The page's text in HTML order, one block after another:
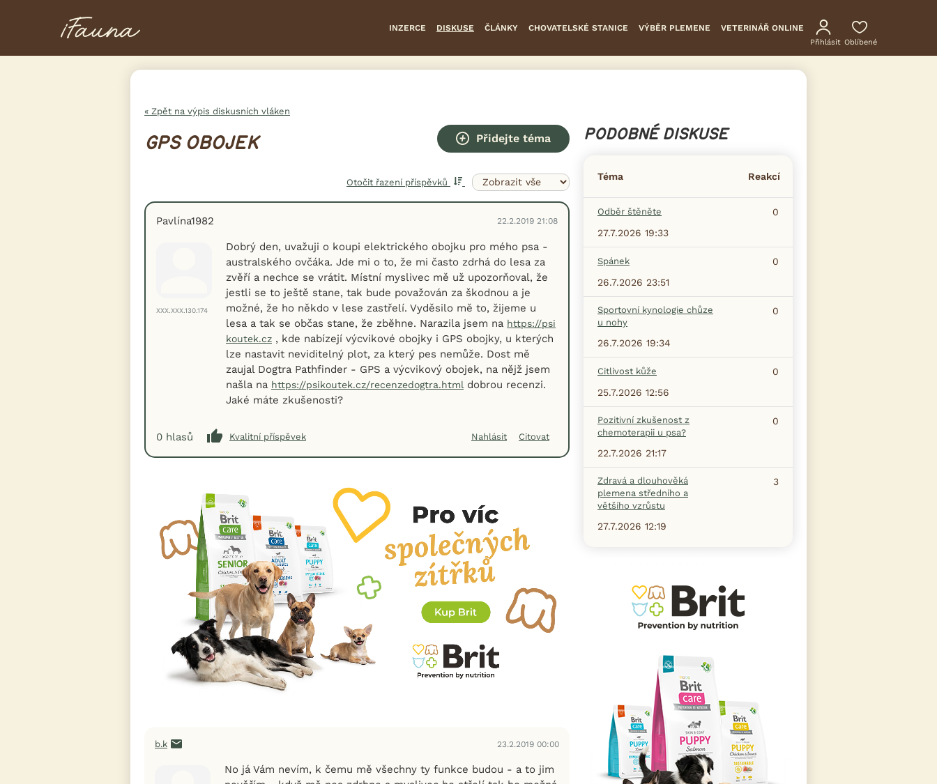
INZERCE DISKUSE ČLÁNKY CHOVATELSKÉ STANICE VÝBĚR PLEMENE VETERINÁŘ ONLINE
Přihlásit Oblíbené
« Zpět na výpis diskusních vláken
GPS OBOJEK Přidejte téma
Otočit řazení příspěvků
Pavlína1982 22.2.2019 21:08
XXX.XXX.130.174
Dobrý den, uvažuji o koupi elektrického obojku pro mého psa -
australského ovčáka. Jde mi o to, že mi často zdrhá do lesa za
zvěří a nechce se vrátit. Místní myslivec mě už upozorňoval, že
jestli se to ještě stane, tak bude považován za škodnou a je
možné, že ho někdo v lese zastřelí. Vyděsilo mě to, žijeme u
lesa a tak se občas stane, že zběhne. Narazila jsem na https://psi
koutek.cz , kde nabízejí výcvikové obojky i GPS obojky, u kterých
lze nastavit neviditelný plot, za který pes nemůže. Dost mě
zaujal Dogtra Pathfinder - GPS a výcvikový obojek, na nějž jsem
našla na https://psikoutek.cz/recenzedogtra.html dobrou recenzi.
Jaké máte zkušenosti?
0 hlasů Kvalitní příspěvek Nahlásit Citovat
b.k 23.2.2019 00:00
No já Vám nevím, k čemu mě všechny ty funkce budou - a to jim
PODOBNÉ DISKUSE
Téma Reakcí
Odběr štěněte
0
27.7.2026 19:33
Spánek
0
26.7.2026 23:51
Sportovní kynologie chůze
u nohy
0
26.7.2026 19:34
Citlivost kůže
0
25.7.2026 12:56
Pozitivní zkušenost z
chemoterapii u psa?
0
22.7.2026 21:17
Zdravá a dlouhověká
plemena středního a
většího vzrůstu
3
27.7.2026 12:19